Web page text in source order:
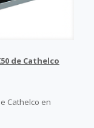
de Cathelco
Cathelco en